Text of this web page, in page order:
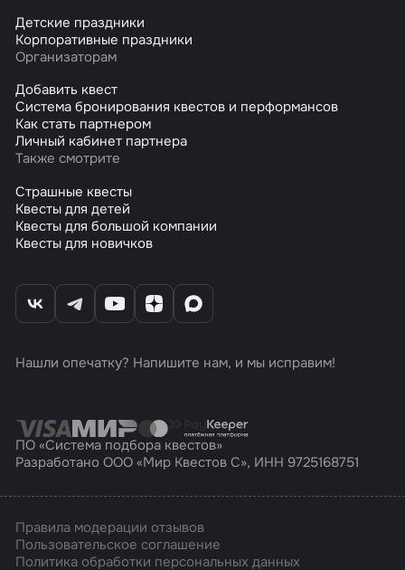
Детские праздники
Корпоративные праздники
Организаторам
Добавить квест
Система бронирования квестов и перформансов
Как стать партнером
Личный кабинет партнера
Также смотрите
Страшные квесты
Квесты для детей
Квесты для большой компании
Квесты для новичков
Нашли опечатку? Напишите нам, и мы исправим!
ПО «Система подбора квестов»
Разработано ООО «Мир Квестов С», ИНН 9725168751
Правила модерации отзывов
Пользовательское соглашение
Политика обработки персональных данных